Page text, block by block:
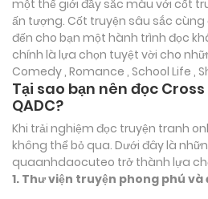
một thế giới đầy sắc màu với cốt
ấn tượng. Cốt truyện sâu sắc
đến cho bạn một hành trình đọc
chính là lựa chọn tuyệt vời cho
Comedy , Romance , School Life ,
Tại sao bạn nên đọc
QADC?
Khi trải nghiệm đọc truyện tranh
không thể bỏ qua. Dưới đây là
quaanhdaocuteo trở thành lựa
1. Thư viện truyện phong phú và